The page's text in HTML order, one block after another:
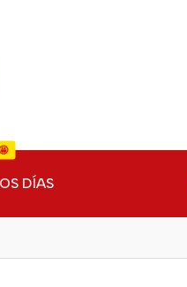
DÍAS